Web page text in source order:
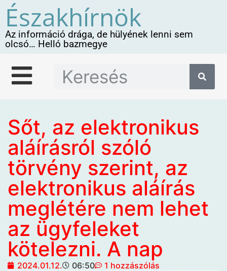
Északhírnök
Az információ drága, de hülyének lenni sem
olcsó… Helló bazmegye
Sőt, az elektronikus
aláírásról szóló
törvény szerint, az
elektronikus aláírás
meglétére nem lehet
az ügyfeleket
kötelezni. A nap
2024.01.12. 06:50 1 hozzászólás